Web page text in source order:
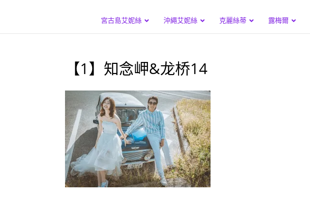
宮古島艾妮絲 沖繩艾妮絲 克麗絲蒂 露梅爾
【1】知念岬&龙桥14